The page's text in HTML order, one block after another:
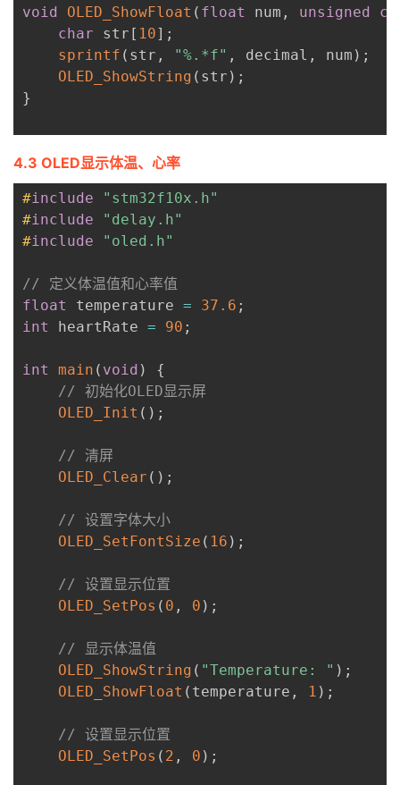
void
OLED_ShowFloat ( float num , unsigned
char str [ 10] ;
sprintf ( str , "%.*f" , decimal , num ) ;
OLED_ShowString ( str ) ;
}
4.3 OLED显示体温、心率
#include
"stm32f10x.h"
#include
"delay.h"
#include
"oled.h"
// 定义体温值和心率值
float
temperature = 37.6 ;
int
heartRate = 90 ;
int
main ( void )
{
// 初始化OLED显示屏
OLED_Init ( ) ;
// 清屏
OLED_Clear ( ) ;
// 设置字体大小
OLED_SetFontSize ( 16 ) ;
// 设置显示位置
OLED_SetPos ( 0 , 0 ) ;
// 显示体温值
OLED_ShowString ( "Temperature: " ) ;
OLED_ShowFloat ( temperature , 1 ) ;
// 设置显示位置
OLED_SetPos ( 2 , 0 ) ;